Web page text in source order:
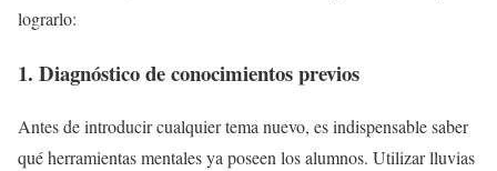
lograrlo:
1. Diagnóstico de conocimientos previos
Antes de introducir cualquier tema nuevo, es indispensable saber
qué herramientas mentales ya poseen los alumnos. Utilizar lluvias